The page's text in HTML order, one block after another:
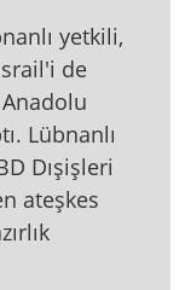
yetkili,
de
Lübnanlı
Dışişleri
ateşkes